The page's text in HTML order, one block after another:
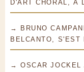
D'ART CHORAL, À
→ BRUNO
BELCANTO, S'EST
→ OSCAR JOCKEL